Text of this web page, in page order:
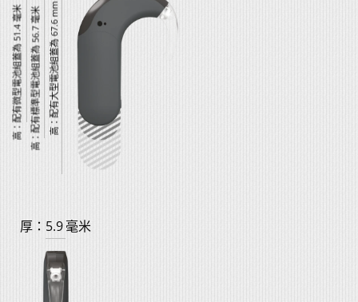
高：配有大型電池組蓋為 67.6 mm
高：配有標準型電池組蓋為 56.7 毫米
高：配有微型電池組蓋為 51.4 毫米
厚：5.9 毫米